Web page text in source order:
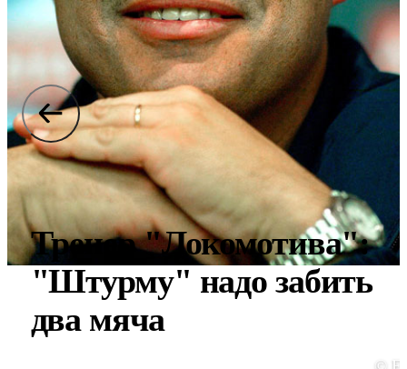
Тренер "Локомотива":
"Штурму" надо забить
два мяча